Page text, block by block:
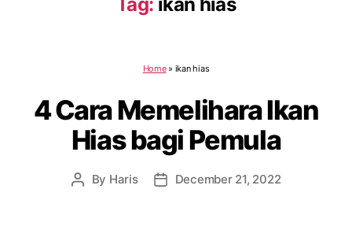
Home» ikan hias
4 Cara Memelihara Ikan
Hias bagi Pemula
Post
By Haris
PostDecember 21, 2022